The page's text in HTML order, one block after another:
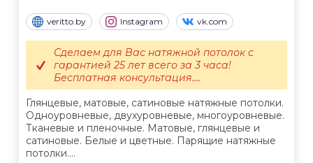
veritto.by Instagram vk.com
Глянцевые, матовые, сатиновые натяжные потолки.
Одноуровневые, двухуровневые, многоуровневые.
Тканевые и пленочные. Матовые, глянцевые и
сатиновые. Белые и цветные. Парящие натяжные
потолки....
Сделаем для Вас натяжной потолок с
гарантией 25 лет всего за 3 часа!
Бесплатная консультация....